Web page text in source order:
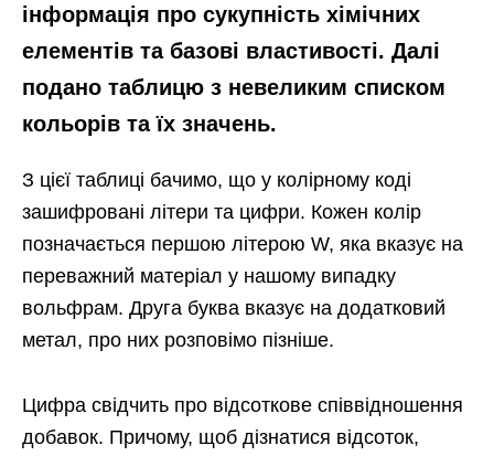
інформація про сукупність хімічних
елементів та базові властивості. Далі
подано таблицю з невеликим списком
кольорів та їх значень.
З цієї таблиці бачимо, що у колірному коді
зашифровані літери та цифри. Кожен колір
позначається першою літерою W, яка вказує на
переважний матеріал у нашому випадку
вольфрам. Друга буква вказує на додатковий
метал, про них розповімо пізніше.
Цифра свідчить про відсоткове співвідношення
добавок. Причому, щоб дізнатися відсоток,